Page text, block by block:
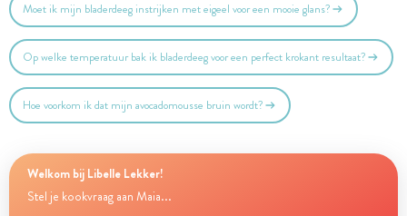
Moet ik mijn bladerdeeg instrijken met eigeel voor een mooie glans?
Op welke temperatuur bak ik bladerdeeg voor een perfect krokant resultaat?
Hoe voorkom ik dat mijn avocadomousse bruin wordt?
Welkom bij Libelle Lekker!
Stel je kookvraag aan Maia...